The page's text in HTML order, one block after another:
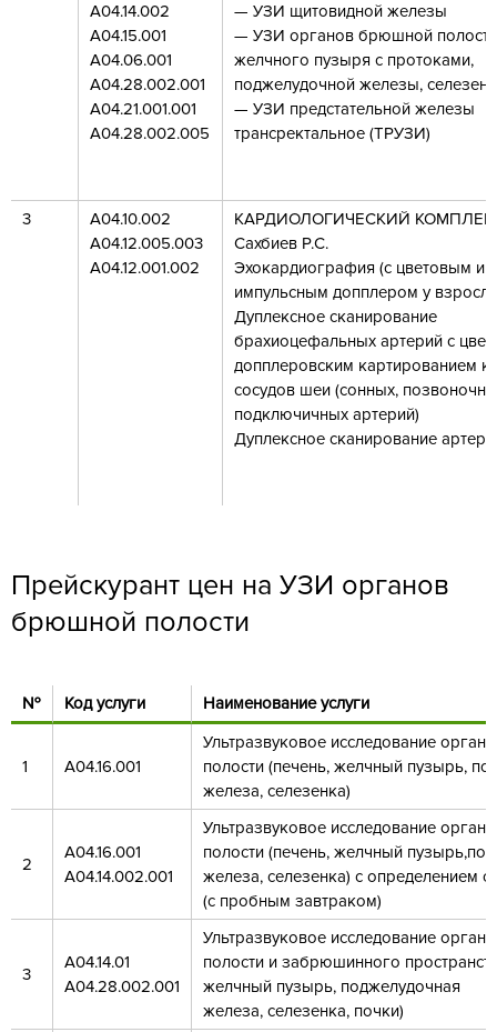
А04.14.002
А04.15.001
А04.06.001
А04.28.002.001
А04.21.001.001
А04.28.002.005
— УЗИ щитовидной железы
— УЗИ органов брюшной
желчного пузыря с протоками,
поджелудочной железы,
— УЗИ предстательной железы
трансректальное (ТРУЗИ)
3
А04.10.002
А04.12.005.003
А04.12.001.002
КАРДИОЛОГИЧЕСКИЙ
Сахбиев Р.С.
Эхокардиография (с цветовым и
импульсным допплером у
Дуплексное сканирование
брахиоцефальных артерий с
допплеровским картированием
сосудов шеи (сонных,
подключичных артерий)
Дуплексное сканирование
Прейскурант цен на УЗИ органов
брюшной полости
№ Код услуги Наименование услуги
1 А04.16.001
Ультразвуковое исследование
полости (печень, желчный пузырь,
железа, селезенка)
2
А04.16.001
А04.14.002.001
Ультразвуковое исследование
полости (печень, желчный
железа, селезенка) с определением
(с пробным завтраком)
3
А04.14.01
А04.28.002.001
Ультразвуковое исследование
полости и забрюшинного
желчный пузырь, поджелудочная
железа, селезенка, почки)